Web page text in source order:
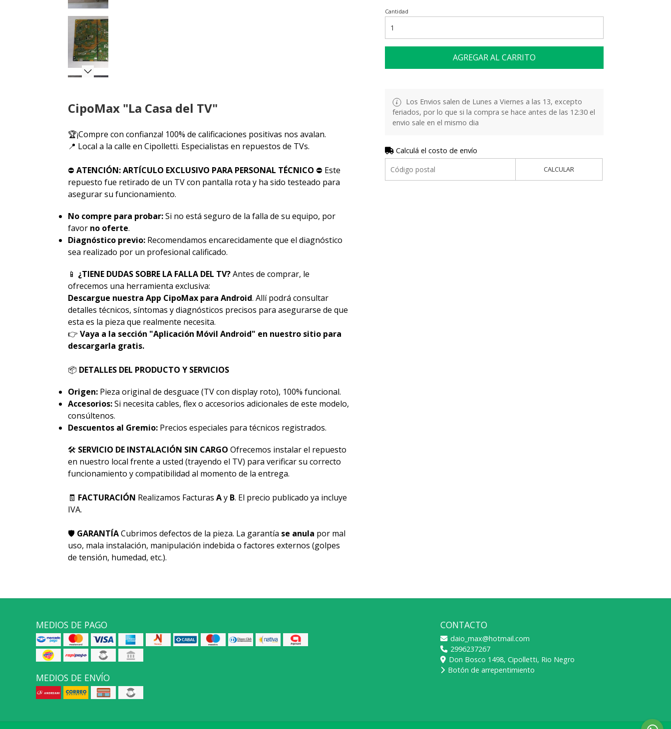
CipoMax "La Casa del TV"
🏆¡Compre con confianza! 100% de calificaciones positivas nos avalan.
📍 Local a la calle en Cipolletti. Especialistas en repuestos de TVs.
⛔ ATENCIÓN: ARTÍCULO EXCLUSIVO PARA PERSONAL TÉCNICO ⛔ Este
repuesto fue retirado de un TV con pantalla rota y ha sido testeado para
asegurar su funcionamiento.
No compre para probar:Si no está seguro de la falla de su equipo, por
favor no oferte.
Diagnóstico previo:Recomendamos encarecidamente que el diagnóstico
sea realizado por un profesional calificado.
📱 ¿TIENE DUDAS SOBRE LA FALLA DEL TV?Antes de comprar, le
ofrecemos una herramienta exclusiva:
Descargue nuestra App CipoMax para Android. Allí podrá consultar
detalles técnicos, síntomas y diagnósticos precisos para asegurarse de que
esta es la pieza que realmente necesita.
👉 Vaya a la sección "Aplicación Móvil Android" en nuestro sitio para
descargarla gratis.
📦 DETALLES DEL PRODUCTO Y SERVICIOS
Origen:Pieza original de desguace (TV con display roto), 100% funcional.
Accesorios:Si necesita cables, flex o accesorios adicionales de este modelo,
consúltenos.
Descuentos al Gremio:Precios especiales para técnicos registrados.
🛠 SERVICIO DE INSTALACIÓN SIN CARGO Ofrecemos instalar el repuesto
en nuestro local frente a usted (trayendo el TV) para verificar su correcto
funcionamiento y compatibilidad al momento de la entrega.
🧾 FACTURACIÓN Realizamos Facturas Ay B. El precio publicado ya incluye
IVA.
🛡 GARANTÍACubrimos defectos de la pieza. La garantía se anula por mal
uso, mala instalación, manipulación indebida o factores externos (golpes
de tensión, humedad, etc.).
Cantidad
AGREGAR AL CARRITO
Los Envios salen de Lunes a Viernes a las 13, excepto
feriados, por lo que si la compra se hace antes de las 12:30 el
envio sale en el mismo dia
Calculá el costo de envío
CALCULAR
MEDIOS DE PAGO
MEDIOS DE ENVÍO
CONTACTO
daio_max@hotmail.com
2996237267
Don Bosco 1498, Cipolletti, Rio Negro
Botón de arrepentimiento